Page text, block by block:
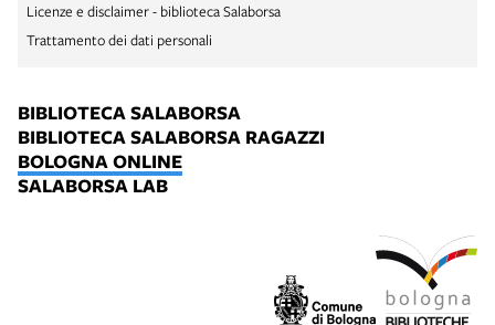
Licenze e disclaimer - biblioteca Salaborsa
Trattamento dei dati personali
BIBLIOTECA SALABORSA
BIBLIOTECA SALABORSA RAGAZZI
BOLOGNA ONLINE
SALABORSA LAB